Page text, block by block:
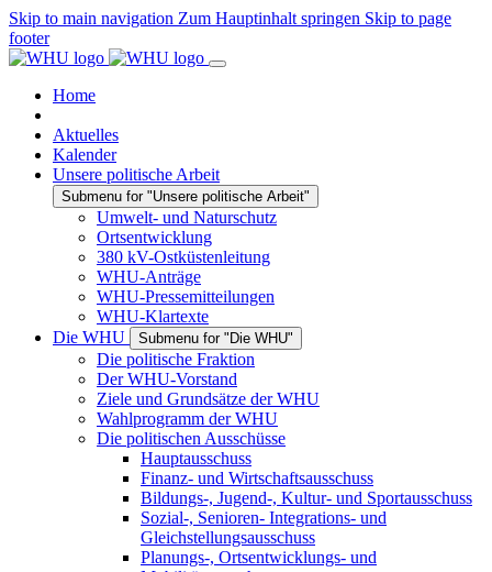
Skip to main navigation Zum Hauptinhalt springen Skip to page
footer
Home
Aktuelles
Kalender
Unsere politische Arbeit
Submenu for "Unsere politische Arbeit"
Umwelt- und Naturschutz
Ortsentwicklung
380 kV-Ostküstenleitung
WHU-Anträge
WHU-Pressemitteilungen
WHU-Klartexte
Die WHU
Submenu for "Die WHU"
Die politische Fraktion
Der WHU-Vorstand
Ziele und Grundsätze der WHU
Wahlprogramm der WHU
Die politischen Ausschüsse
Hauptausschuss
Finanz- und Wirtschaftsausschuss
Bildungs-, Jugend-, Kultur- und Sportausschuss
Sozial-, Senioren- Integrations- und
Gleichstellungsausschuss
Planungs-, Ortsentwicklungs- und